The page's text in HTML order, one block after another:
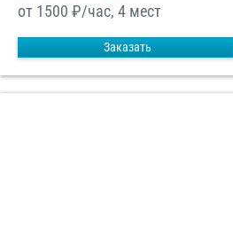
от 1500 ₽/час, 4 мест
Заказать